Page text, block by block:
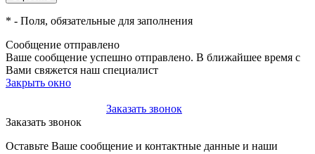
* - Поля, обязательные для заполнения
Сообщение отправлено
Ваше сообщение успешно отправлено. В ближайшее время с
Вами свяжется наш специалист
Закрыть окно
Заказать звонок
Заказать звонок
Оставьте Ваше сообщение и контактные данные и наши